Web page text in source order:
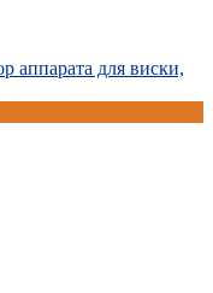
аппарата для виски,